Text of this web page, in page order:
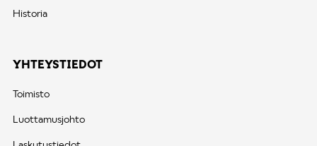
Historia
YHTEYSTIEDOT
Toimisto
Luottamusjohto